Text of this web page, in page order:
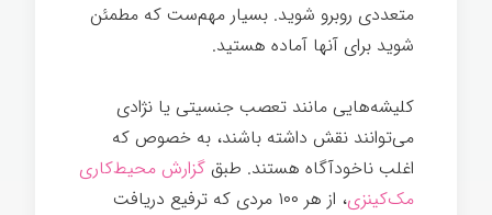
متعددی روبرو شوید. بسیار مهم‌ست که مطمئن
شوید برای آنها آماده هستید.
کلیشه‌هایی مانند تعصب جنسیتی یا نژادی
می‌توانند نقش داشته باشند، به خصوص که
اغلب ناخودآگاه هستند. طبق گزارش محیط‌کاری
مک‌کینزی
، از هر ۱۰۰ مردی که ترفیع دریافت